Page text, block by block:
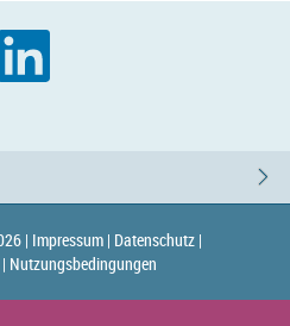
| Impressum | Datenschutz |
Nutzungsbedingungen